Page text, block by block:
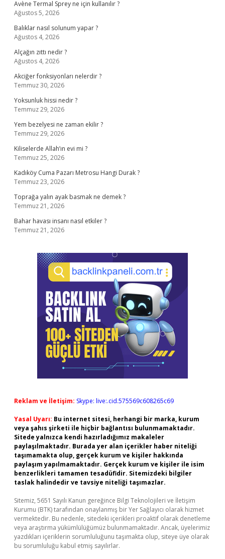
Avène Termal Sprey ne için kullanılır ?
Ağustos 5, 2026
Balıklar nasıl solunum yapar ?
Ağustos 4, 2026
Alçağın zıttı nedir ?
Ağustos 4, 2026
Akciğer fonksiyonları nelerdir ?
Temmuz 30, 2026
Yoksunluk hissi nedir ?
Temmuz 29, 2026
Yem bezelyesi ne zaman ekilir ?
Temmuz 29, 2026
Kiliselerde Allah’ın evi mi ?
Temmuz 25, 2026
Kadıköy Cuma Pazarı Metrosu Hangi Durak ?
Temmuz 23, 2026
Toprağa yalın ayak basmak ne demek ?
Temmuz 21, 2026
Bahar havası insanı nasıl etkiler ?
Temmuz 21, 2026
Reklam ve İletişim: Skype: live:.cid.575569c608265c69
Yasal Uyarı: Bu internet sitesi, herhangi bir marka, kurum
veya şahıs şirketi ile hiçbir bağlantısı bulunmamaktadır.
Sitede yalnızca kendi hazırladığımız makaleler
paylaşılmaktadır. Burada yer alan içerikler haber niteliği
taşımamakta olup, gerçek kurum ve kişiler hakkında
paylaşım yapılmamaktadır. Gerçek kurum ve kişiler ile isim
benzerlikleri tamamen tesadüfidir. Sitemizdeki bilgiler
taslak halindedir ve tavsiye niteliği taşımazlar.
Sitemiz, 5651 Sayılı Kanun gereğince Bilgi Teknolojileri ve İletişim
Kurumu (BTK) tarafından onaylanmış bir Yer Sağlayıcı olarak hizmet
vermektedir. Bu nedenle, sitedeki içerikleri proaktif olarak denetleme
veya araştırma yükümlülüğümüz bulunmamaktadır. Ancak, üyelerimiz
yazdıkları içeriklerin sorumluluğunu taşımakta olup, siteye üye olarak
bu sorumluluğu kabul etmiş sayılırlar.